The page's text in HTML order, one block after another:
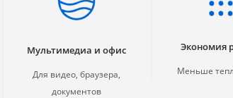
Мультимедиа и офис
Для видео, браузера,
документов
Экономия
Меньше